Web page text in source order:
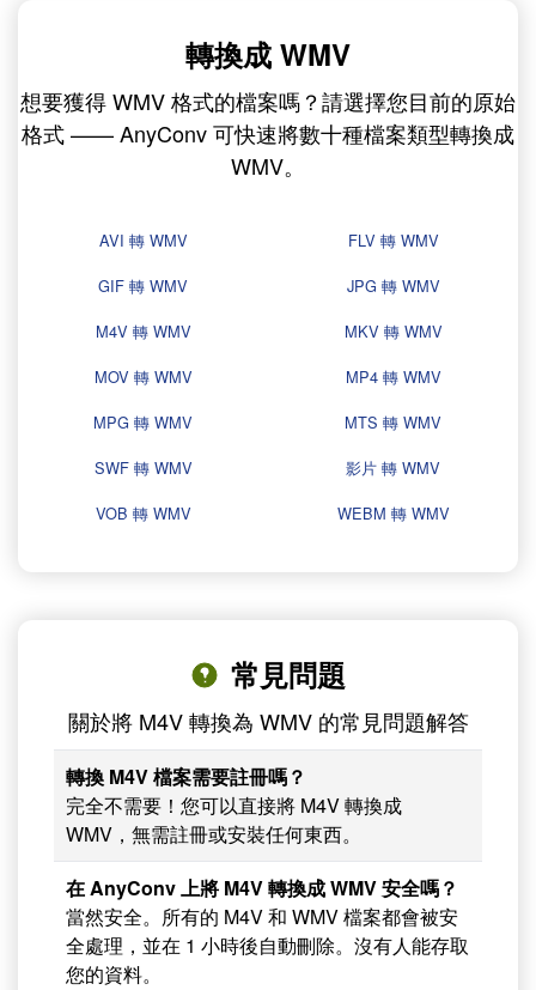
轉換成 WMV
想要獲得 WMV 格式的檔案嗎？請選擇您目前的原始
格式 —— AnyConv 可快速將數十種檔案類型轉換成
WMV。
AVI 轉 WMV
FLV 轉 WMV
GIF 轉 WMV
JPG 轉 WMV
M4V 轉 WMV
MKV 轉 WMV
MOV 轉 WMV
MP4 轉 WMV
MPG 轉 WMV
MTS 轉 WMV
SWF 轉 WMV
影片 轉 WMV
VOB 轉 WMV
WEBM 轉 WMV
常見問題
關於將 M4V 轉換為 WMV 的常見問題解答
轉換 M4V 檔案需要註冊嗎？
完全不需要！您可以直接將 M4V 轉換成
WMV，無需註冊或安裝任何東西。
在 AnyConv 上將 M4V 轉換成 WMV 安全嗎？
當然安全。所有的 M4V 和 WMV 檔案都會被安
全處理，並在 1 小時後自動刪除。沒有人能存取
您的資料。